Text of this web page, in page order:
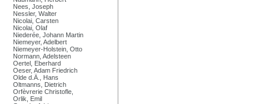
Nees, Joseph
Nessler, Walter
Nicolai, Carsten
Nicolai, Olaf
Niederée, Johann Martin
Niemeyer, Adelbert
Niemeyer-Holstein, Otto
Normann, Adelsteen
Oertel, Eberhard
Oeser, Adam Friedrich
Olde d.Ä., Hans
Oltmanns, Dietrich
Orfèvrerie Christofle,
Orlik, Emil